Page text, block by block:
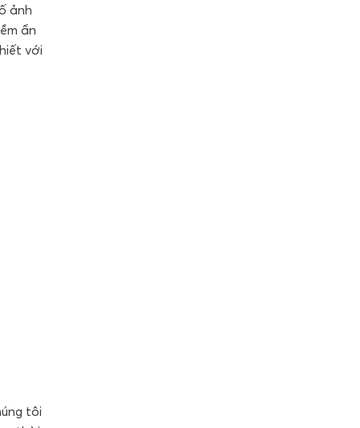
ảnh
ẩn
với
tôi